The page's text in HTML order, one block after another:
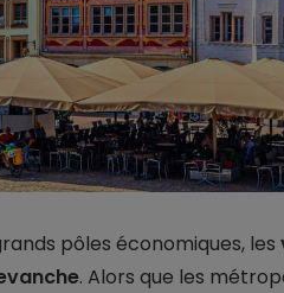
pôles économiques, les
. Alors que les